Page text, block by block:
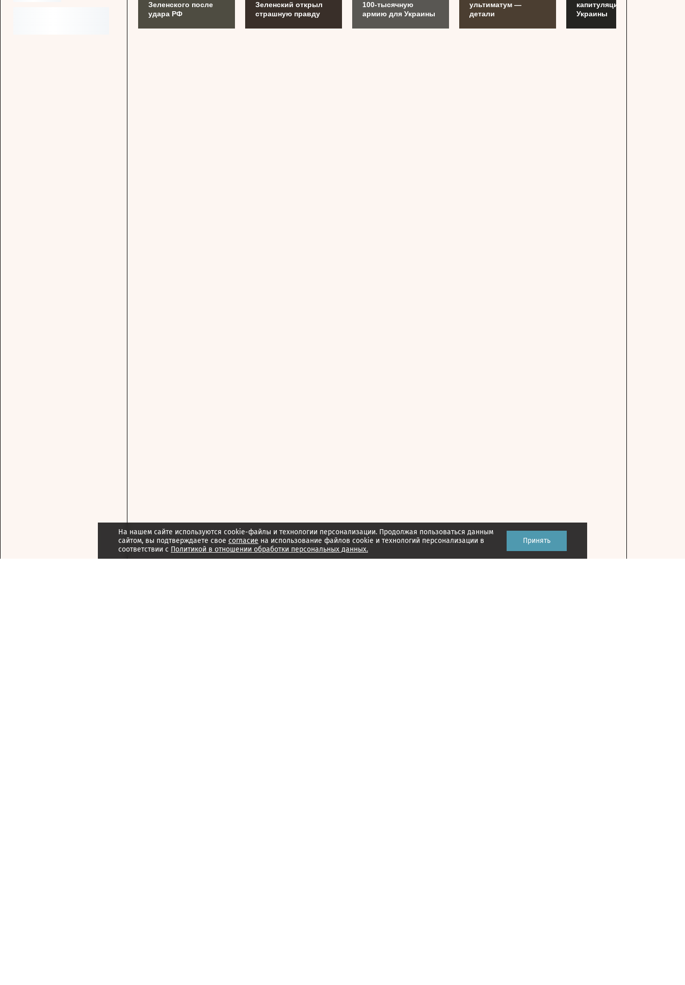
На нашем сайте используются cookie-файлы и технологии персонализации. Продолжая пользоваться данным
сайтом, вы подтверждаете свое согласие на использование файлов cookie и технологий персонализации в
соответствии с Политикой в отношении обработки персональных данных.
Принять
Зеленского после
удара РФ
Зеленский открыл
страшную правду
100-тысячную
армию для Украины
ультиматум —
детали
капитуляции
Украины